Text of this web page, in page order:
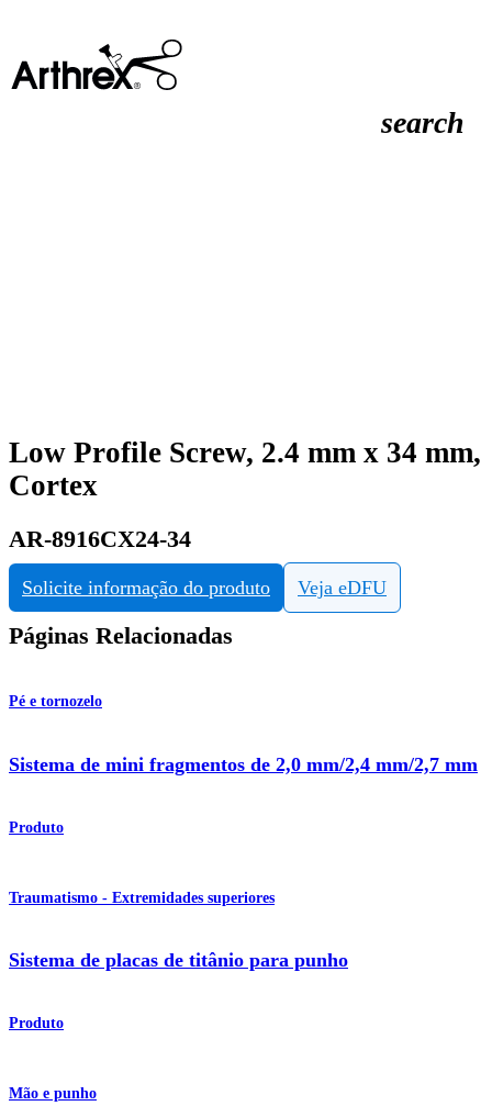
search
Low Profile Screw, 2.4 mm x 34 mm,
Cortex
AR-8916CX24-34
Solicite informação do produto Veja eDFU
Páginas Relacionadas
Pé e tornozelo
Sistema de mini fragmentos de 2,0 mm/2,4 mm/2,7 mm
Produto
Traumatismo - Extremidades superiores
Sistema de placas de titânio para punho
Produto
Mão e punho